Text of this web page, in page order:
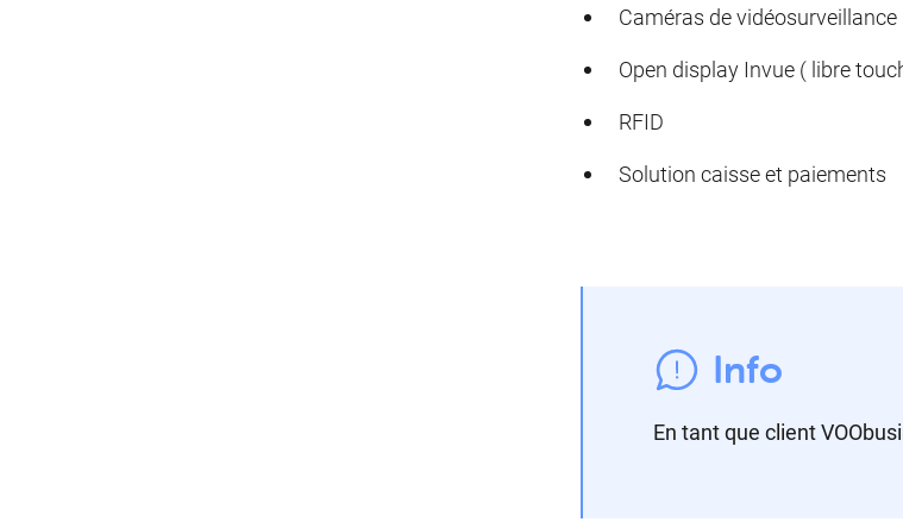
Caméras de vidéosurveillance
Open display Invue ( libre
RFID
Solution caisse et paiements
Info
En tant que client